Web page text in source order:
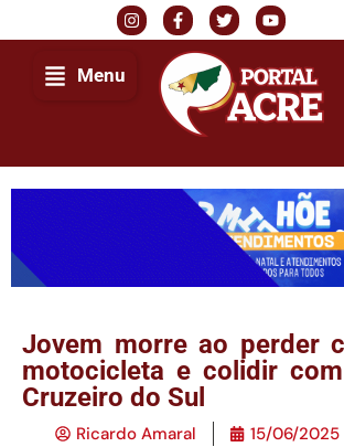
Menu
Jovem morre ao perder
motocicleta e colidir
Cruzeiro do Sul
Ricardo Amaral 15/06/2025